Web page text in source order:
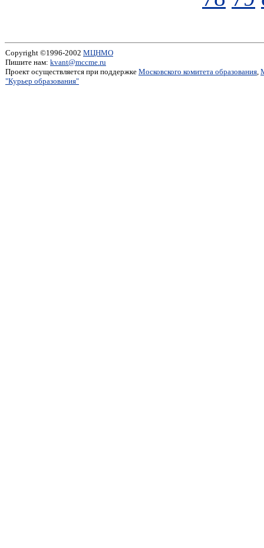
Copyright ©1996-2002 МЦНМО
Пишите нам: kvant@mccme.ru
Проект осуществляется при поддержке Московского комитета образования,
"Курьер образования"